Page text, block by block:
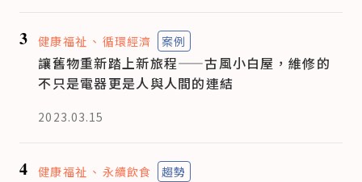
3 健康福祉 循環經濟 案例
讓舊物重新踏上新旅程——古風小白屋，維修的
不只是電器更是人與人間的連結
2023.03.15
4 健康福祉 永續飲食 趨勢